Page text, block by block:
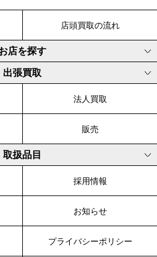
店頭買取の流れ
店を探す
出張買取
法人買取
販売
取扱品目
採用情報
お知らせ
プライバシーポリシー